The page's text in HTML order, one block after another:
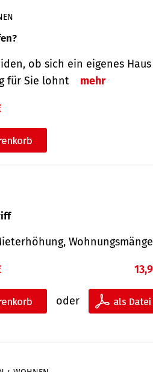
ob sich ein eigenes
für Sie lohnt
mehr
oder